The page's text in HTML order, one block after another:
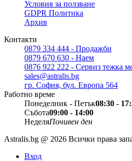
Условия за ползване
GDPR Политика
Архив
Контакти
0879 334 444 - Продажби
0879 670 630 - Наем
0876 922 222 - Сервиз тежка
sales@astralis.bg
гр. София, бул. Европа 564
Работно време
Понеделник - Петък08:30 -
Събота09:00 - 14:00
НеделяПочивен ден
Astralis.bg @ 2026 Всички права
Вход